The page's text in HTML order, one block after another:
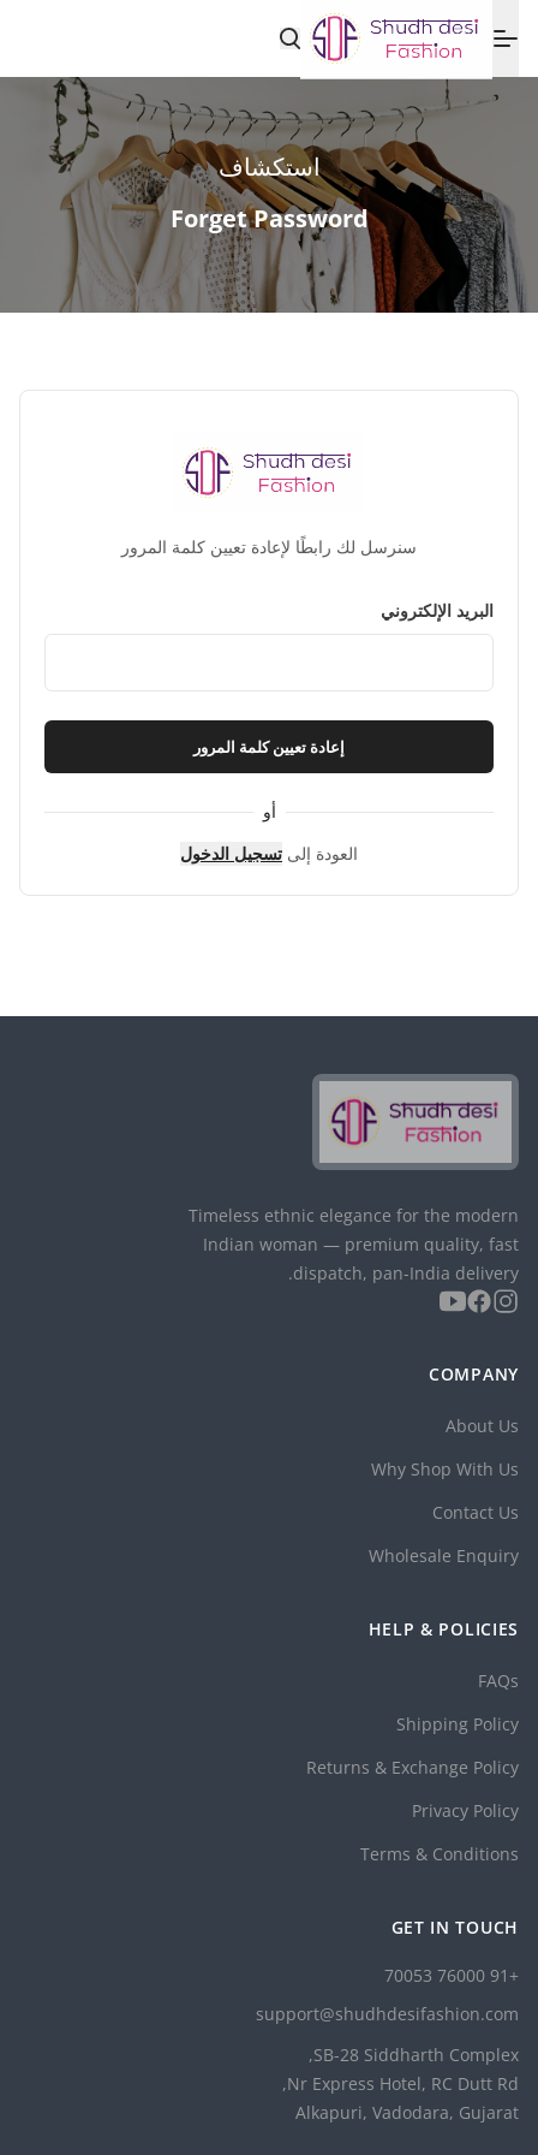
استكشاف
Forget Password
سنرسل لك رابطًا لإعادة تعيين كلمة المرور
البريد الإلكتروني
إعادة تعيين كلمة المرور
أو
العودة إلى تسجيل الدخول
Timeless ethnic elegance for the modern
Indian woman — premium quality, fast
dispatch, pan-India delivery.
COMPANY
About Us
Why Shop With Us
Contact Us
Wholesale Enquiry
HELP & POLICIES
FAQs
Shipping Policy
Returns & Exchange Policy
Privacy Policy
Terms & Conditions
GET IN TOUCH
+91 76000 70053
support@shudhdesifashion.com
SB-28 Siddharth Complex,
Nr Express Hotel, RC Dutt Rd,
Alkapuri, Vadodara, Gujarat